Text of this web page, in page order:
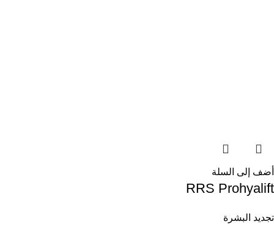
أضف إلى السلة
RRS Prohyalift
تجديد البشرة